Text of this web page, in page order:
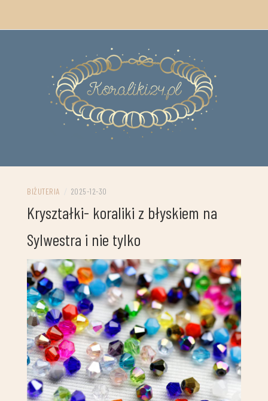
KORALIKI 24- Z PASJI DO KORALIKÓW
BIŻUTERIA 2025-12-30
Kryształki- koraliki z błyskiem na
Sylwestra i nie tylko